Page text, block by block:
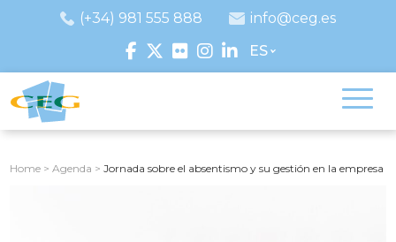
(+34) 981 555 888
info@ceg.es
ES
Home >Agenda >Jornada sobre el absentismo y su gestión en la empresa